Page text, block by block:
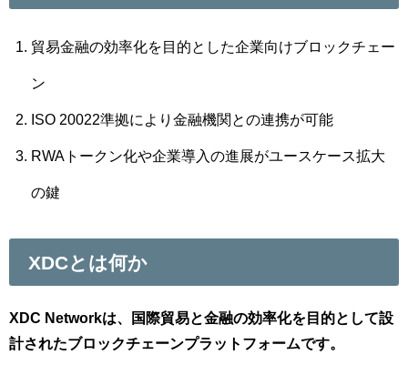
貿易金融の効率化を目的とした企業向けブロックチェー
ン
ISO 20022準拠により金融機関との連携が可能
RWAトークン化や企業導入の進展がユースケース拡大
の鍵
XDCとは何か
XDC Networkは、国際貿易と金融の効率化を目的として設
計されたブロックチェーンプラットフォームです。